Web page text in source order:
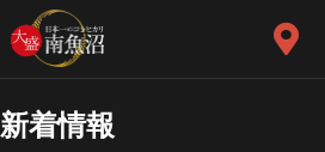
新着情報